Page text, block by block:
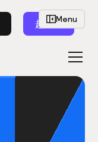
起動Menu